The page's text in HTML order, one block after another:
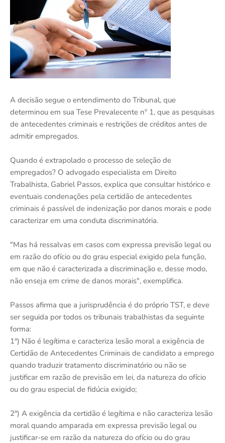
A decisão segue o entendimento do Tribunal, que
determinou em sua Tese Prevalecente nº 1, que as pesquisas
de antecedentes criminais e restrições de créditos antes de
admitir empregados.
Quando é extrapolado o processo de seleção de
empregados? O advogado especialista em Direito
Trabalhista, Gabriel Passos, explica que consultar histórico e
eventuais condenações pela certidão de antecedentes
criminais é passível de indenização por danos morais e pode
caracterizar em uma conduta discriminatória.
"Mas há ressalvas em casos com expressa previsão legal ou
em razão do ofício ou do grau especial exigido pela função,
em que não é caracterizada a discriminação e, desse modo,
não enseja em crime de danos morais", exemplifica.
Passos afirma que a jurisprudência é do próprio TST, e deve
ser seguida por todos os tribunais trabalhistas da seguinte
forma:
1ª) Não é legítima e caracteriza lesão moral a exigência de
Certidão de Antecedentes Criminais de candidato a emprego
quando traduzir tratamento discriminatório ou não se
justificar em razão de previsão em lei, da natureza do ofício
ou do grau especial de fidúcia exigido;
2ª) A exigência da certidão é legítima e não caracteriza lesão
moral quando amparada em expressa previsão legal ou
justificar-se em razão da natureza do ofício ou do grau